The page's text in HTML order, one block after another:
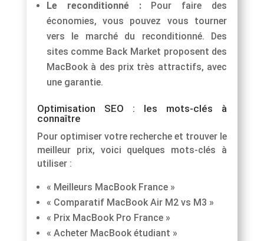
Le reconditionné :Pour faire des
économies, vous pouvez vous tourner
vers le marché du reconditionné. Des
sites comme Back Market proposent des
MacBook à des prix très attractifs, avec
une garantie.
Optimisation SEO : les mots-clés à
connaître
Pour optimiser votre recherche et trouver le
meilleur prix, voici quelques mots-clés à
utiliser :
« Meilleurs MacBook France »
« Comparatif MacBook Air M2 vs M3 »
« Prix MacBook Pro France »
« Acheter MacBook étudiant »